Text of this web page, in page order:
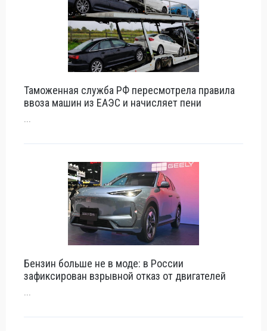
Таможенная служба РФ пересмотрела правила
ввоза машин из ЕАЭС и начисляет пени
...
Бензин больше не в моде: в России
зафиксирован взрывной отказ от двигателей
...